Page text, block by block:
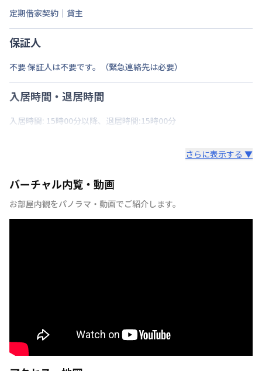
定期借家契約｜貸主
保証人
不要 保証人は不要です。（緊急連絡先は必要）
入居時間・退居時間
入居時間: 15時00分以降、退居時間:15時00分
さらに表示する ▼
バーチャル内覧・動画
お部屋内観をパノラマ・動画でご紹介します。